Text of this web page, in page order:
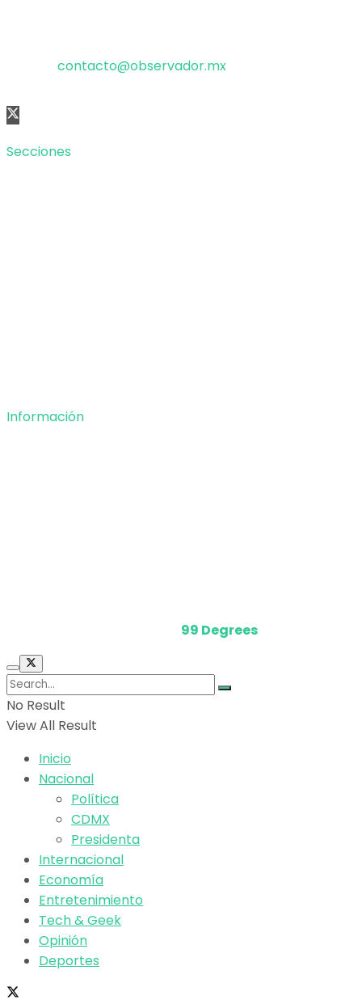
contacto@observador.mx
Secciones
Información
99 Degrees
No Result
View All Result
Inicio
Nacional
Política
CDMX
Presidenta
Internacional
Economía
Entretenimiento
Tech & Geek
Opinión
Deportes